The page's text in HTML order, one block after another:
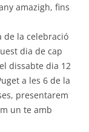
amazigh, fins
de la celebració
dia de cap
dissabte dia 12
a les 6 de la
presentarem
un te amb